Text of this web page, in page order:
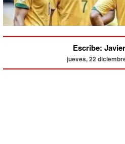
Escribe:
jueves, 22